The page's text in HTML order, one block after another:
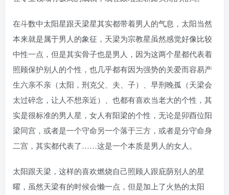
在斗数中太阳星跟天梁星其实都带着男人的气息，太阳当然
本来就是属于男人的象征，天梁为宗教星虽然感觉好像比较
中性一点，但是其实骨子也是男人，因为这两个星都代表着
照顾保护别人的个性，也几乎都有因为强势的关爱而容易产
生六亲不亲（太阳，刑克父、夫、子）、早刑晚孤（天梁会
太过碎念，让人不想亲近）、也都有喜欢当老大的个性，其
实是很标准的男人星，女人有阳梁的个性，无论是卯酉位阳
梁同宫，或者是一个守命另一个落于三方，或者是分守命身
二宫，其实都代表了……这是一个本质是男人的女人。
太阳跟天梁，这样的喜欢燃烧自己照顾人跟庇荫别人的星
曜，虽然天梁有的时候会懒一点，但是加上了火热的太阳